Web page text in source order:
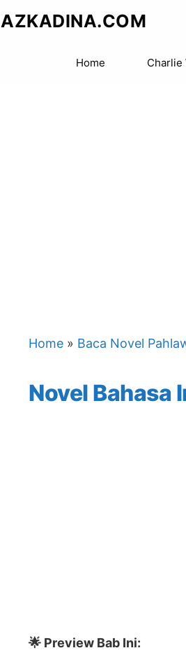
AZKADINA.COM
Home Charlie
Home » Baca Novel
Novel Bahasa
🌟 Preview Bab Ini: